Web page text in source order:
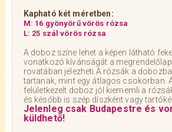
Kapható két méretben:
M: 16 gyönyörű vörös rózsa
L: 25 szál vörös rózsa
A doboz színe lehet a képen látható
vonatkozó kívánságát a
rovatában jelezheti.A rózsák a
tartanak, mint egy átlagos csokorban.
felületkezelt doboz jól kiememli a
és később is szép díszként vagy
Jelenleg csak Budapestre és
küldhető!